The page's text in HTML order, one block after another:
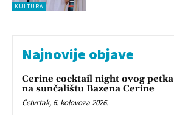
KULTURA
Najnovije objave
Cerine cocktail night ovog petka
na sunčalištu Bazena Cerine
Četvrtak, 6. kolovoza 2026.